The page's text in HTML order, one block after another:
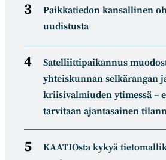
Paikkatiedon kansallinen
uudistusta
Satelliitti­paikannus
yhteiskunnan selkä­rangan
kriisivalmiuden ytimessä –
tarvitaan ajantasainen
KAATIOsta kykyä